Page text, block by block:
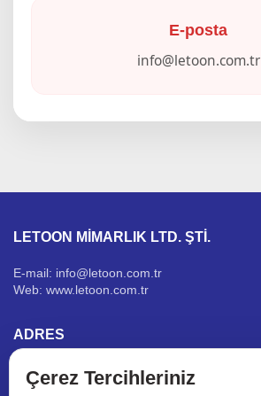
E-posta
info@letoon.com.tr
LETOON MİMARLIK LTD. ŞTİ.
E-mail: info@letoon.com.tr
Web: www.letoon.com.tr
ADRES
YEDPA TİCARET MERKEZİ
G CADDESİ NO: 56
Çerez Tercihleriniz